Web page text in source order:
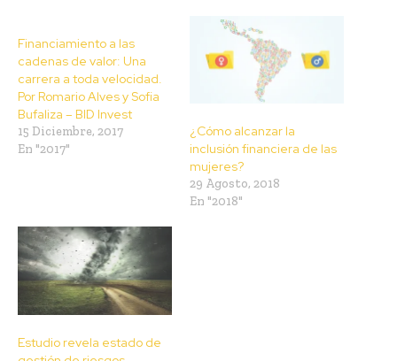
Financiamiento a las
cadenas de valor: Una
carrera a toda velocidad.
Por Romario Alves y Sofia
Bufaliza – BID Invest
15 Diciembre, 2017
En "2017"
¿Cómo alcanzar la
inclusión financiera de las
mujeres?
29 Agosto, 2018
En "2018"
Estudio revela estado de